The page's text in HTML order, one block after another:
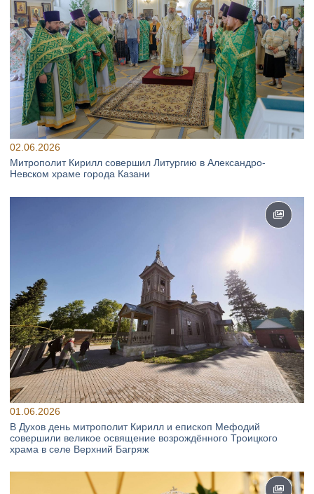
02.06.2026
Митрополит Кирилл совершил Литургию в Александро-
Невском храме города Казани
01.06.2026
В Духов день митрополит Кирилл и епископ Мефодий
совершили великое освящение возрождённого Троицкого
храма в селе Верхний Багряж